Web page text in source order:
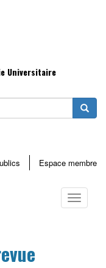
Universitaire
Espace membre
Toggle